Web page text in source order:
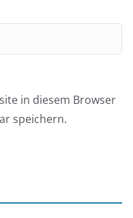
in diesem Browser
speichern.